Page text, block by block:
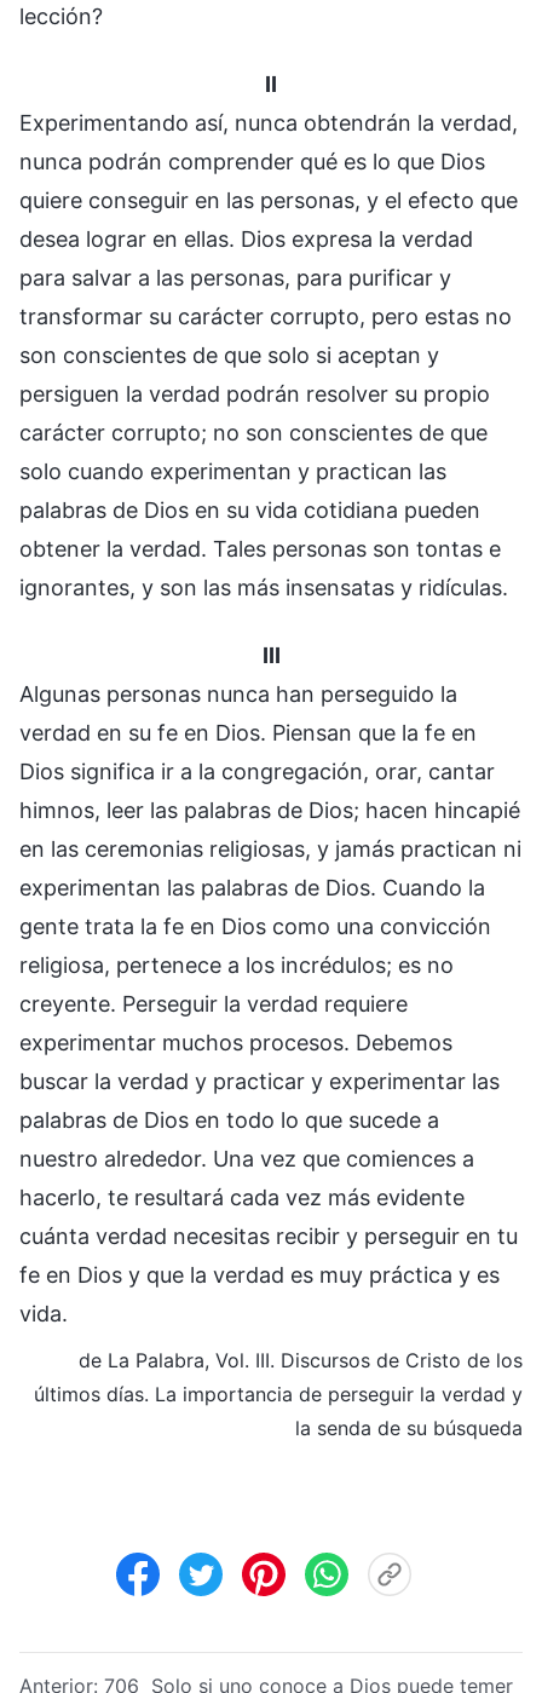
lección?
II
Experimentando así, nunca obtendrán la verdad,
nunca podrán comprender qué es lo que Dios
quiere conseguir en las personas, y el efecto que
desea lograr en ellas. Dios expresa la verdad
para salvar a las personas, para purificar y
transformar su carácter corrupto, pero estas no
son conscientes de que solo si aceptan y
persiguen la verdad podrán resolver su propio
carácter corrupto; no son conscientes de que
solo cuando experimentan y practican las
palabras de Dios en su vida cotidiana pueden
obtener la verdad. Tales personas son tontas e
ignorantes, y son las más insensatas y ridículas.
III
Algunas personas nunca han perseguido la
verdad en su fe en Dios. Piensan que la fe en
Dios significa ir a la congregación, orar, cantar
himnos, leer las palabras de Dios; hacen hincapié
en las ceremonias religiosas, y jamás practican ni
experimentan las palabras de Dios. Cuando la
gente trata la fe en Dios como una convicción
religiosa, pertenece a los incrédulos; es no
creyente. Perseguir la verdad requiere
experimentar muchos procesos. Debemos
buscar la verdad y practicar y experimentar las
palabras de Dios en todo lo que sucede a
nuestro alrededor. Una vez que comiences a
hacerlo, te resultará cada vez más evidente
cuánta verdad necesitas recibir y perseguir en tu
fe en Dios y que la verdad es muy práctica y es
vida.
de La Palabra, Vol. III. Discursos de Cristo de los
últimos días. La importancia de perseguir la verdad y
la senda de su búsqueda
Anterior: 706 Solo si uno conoce a Dios puede temer